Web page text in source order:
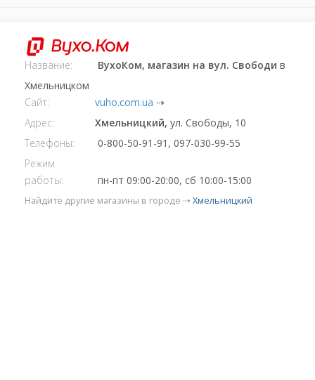
Название: ВухоКом, магазин на вул. Свободи в
Хмельницком
Сайт:
vuho.com.ua ⇢
Адрес:
Хмельницкий, ул. Свободы, 10
Телефоны:
0-800-50-91-91, 097-030-99-55
Режим
работы:
пн-пт 09:00-20:00, сб 10:00-15:00
Найдите другие магазины в городе ⇢ Хмельницкий